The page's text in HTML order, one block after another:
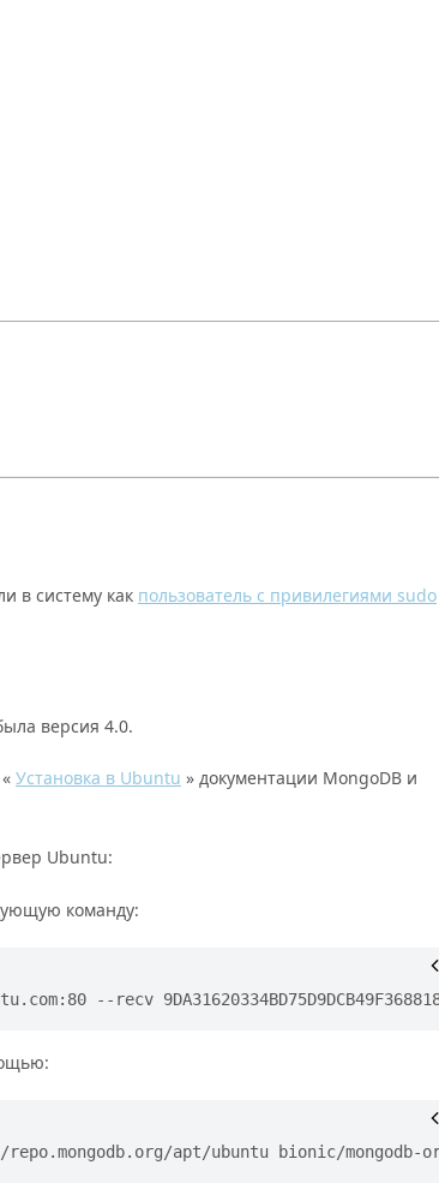
в систему как пользователь с привилегиями sudo
версия 4.0.
Установка в Ubuntu » документации MongoDB и
Ubuntu:
команду:
--recv
apt/ubuntu bionic/